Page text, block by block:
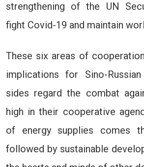
strengthening of the UN
fight Covid-19 and maintain
These six areas of
implications for Sino-
sides regard the combat
high in their cooperative
of energy supplies comes
followed by sustainable